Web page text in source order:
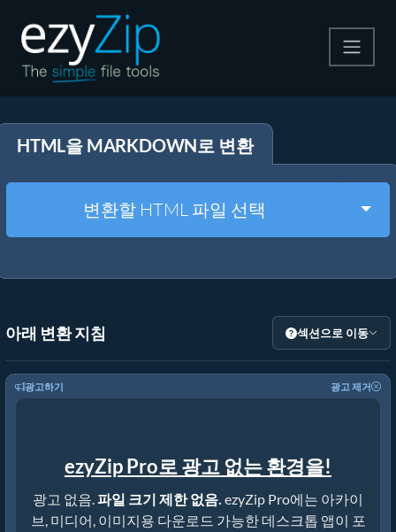
압축 해제
기타 도구
HTML을 MARKDOWN로 변환
변환할 HTML 파일 선택
아래 변환 지침 섹션으로 이동
광고하기 광고 제거
ezyZip Pro로 광고 없는 환경을!
광고 없음.파일 크기 제한 없음. ezyZip Pro에는 아카이
브, 미디어, 이미지용 다운로드 가능한 데스크톱 앱이 포